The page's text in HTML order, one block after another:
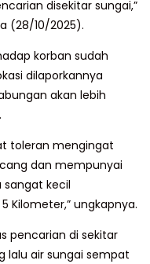
disekitar sungai,”
(28/10/2025).
korban sudah
dilaporkannya
akan lebih
toleran mengingat
dan mempunyai
sangat kecil
Kilometer,” ungkapnya.
pencarian di sekitar
lalu air sungai sempat